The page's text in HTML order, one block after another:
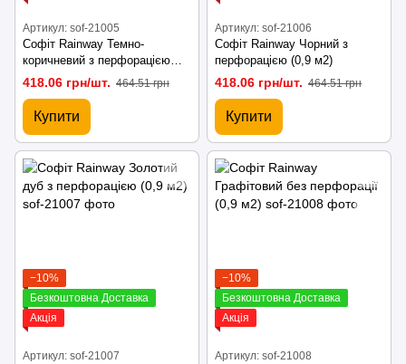
Артикул: sof-21005
Софіт Rainway Темно-
коричневий з перфорацією
(0,9 м2)
418.06 грн/шт. 464.51 грн
Купити
Артикул: sof-21006
Софіт Rainway Чорний з
перфорацією (0,9 м2)
418.06 грн/шт. 464.51 грн
Купити
−10%
Безкоштовна Доставка
Акція
Артикул: sof-21007
−10%
Безкоштовна Доставка
Акція
Артикул: sof-21008